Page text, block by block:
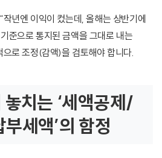
년엔 이익이 컸는데, 올해는 상반기에
준으로 통지된 금액을 그대로 내는
로 조정(감액)을 검토해야 합니다.
치는 ‘세액공제/
부세액’의 함정